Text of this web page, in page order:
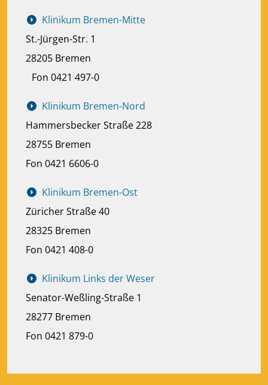
Klinikum Bremen-Mitte
St.-Jürgen-Str. 1
28205 Bremen
Fon 0421 497-0
Klinikum Bremen-Nord
Hammersbecker Straße 228
28755 Bremen
Fon 0421 6606-0
Klinikum Bremen-Ost
Züricher Straße 40
28325 Bremen
Fon 0421 408-0
Klinikum Links der Weser
Senator-Weßling-Straße 1
28277 Bremen
Fon 0421 879-0